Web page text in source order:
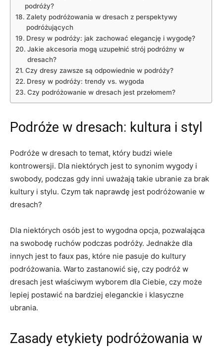
podróży?
Zalety podróżowania​ w dresach‍ z ⁢perspektywy⁣
podróżujących
Dresy w⁤ podróży: jak zachować elegancję i wygodę?
Jakie akcesoria⁣ mogą uzupełnić strój podróżny w
dresach?
Czy dresy zawsze są odpowiednie w​ podróży?
Dresy w ⁣podróży: trendy vs.‌ wygoda
Czy⁣ podróżowanie w dresach jest przełomem?
Podróże ​w dresach: kultura i styl
Podróże‌ w dresach ‌to temat, ⁢który⁢ budzi wiele​
kontrowersji.⁤ Dla niektórych jest to synonim wygody i
swobody, ⁢podczas⁣ gdy inni uważają takie ubranie za brak
kultury i stylu. Czym tak ⁤naprawdę jest podróżowanie w⁢
dresach?
Dla⁤ niektórych‌ osób ⁢jest to ‍wygodna ‌opcja,‍ pozwalająca
na swobodę ruchów podczas podróży.⁣ Jednakże dla ​
innych jest to ⁣faux pas, które nie pasuje do ‌kultury
podróżowania. Warto zastanowić się, czy podróż ​w
‍dresach jest właściwym wyborem dla Ciebie, czy może
lepiej postawić⁤ na bardziej eleganckie i klasyczne
ubrania.
Zasady etykiety podróżowania w